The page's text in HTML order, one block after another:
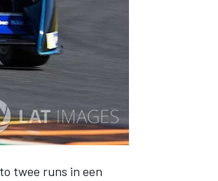
twee runs in een